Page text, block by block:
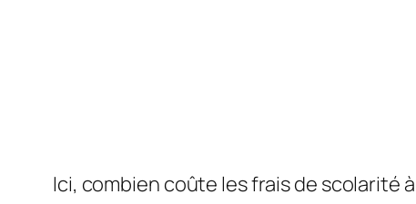
Ici, combien coûte les frais de scolarité